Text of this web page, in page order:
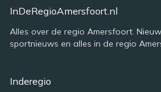
InDeRegioAmersfoort.nl
Alles over de regio Amersfoort.
sportnieuws en alles in de regio
Inderegio